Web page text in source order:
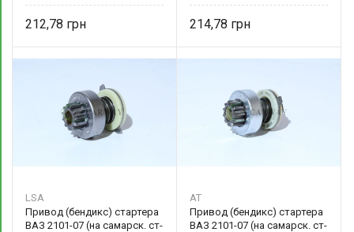
212,78 214,78
LSA
Привод (бендикс) стартера
ВАЗ 2101-07 (на самарск. ст-
AT
Привод (бендикс) стартера
ВАЗ 2101-07 (на самарск. ст-